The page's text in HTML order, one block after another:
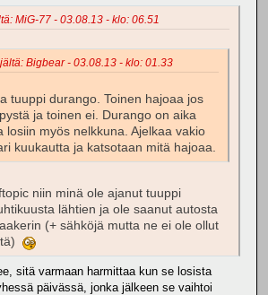
MiG-77 - 03.08.13 - klo: 06.51
Bigbear - 03.08.13 - klo: 01.33
tuuppi durango. Toinen hajoaa jos
ja toinen ei. Durango on aika
losiin myös nelkkuna. Ajelkaa vakio
kuukautta ja katsotaan mitä hajoaa.
niin minä ole ajanut tuuppi
lähtien ja ole saanut autosta
(+ sähköjä mutta ne ei ole ollut
sitä varmaan harmittaa kun se losista
päivässä, jonka jälkeen se vaihtoi